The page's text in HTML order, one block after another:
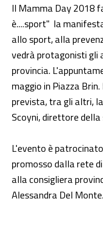
Il Mamma Day 2018
è....sport" la
allo sport, alla
vedrà protagonisti gli
provincia.
maggio in Piazza
prevista, tra gli altri,
Scoyni, direttore della
L'evento è
promosso dalla rete
alla consigliera
Alessandra Del Monte.